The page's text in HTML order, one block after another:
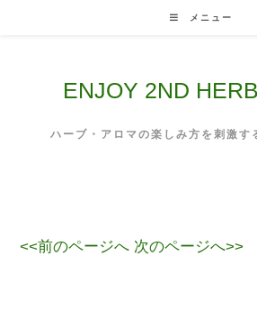
メニュー
ENJOY 2ND
ハーブ・アロマの楽しみ方を刺激す
<<前のページへ 次のページへ>>